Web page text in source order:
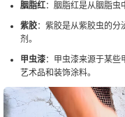
胭脂红：胭脂红是从胭脂虫
紫胶：紫胶是从紫胶虫的分
剂。
甲虫漆：甲虫漆来源于某些
艺术品和装饰涂料。